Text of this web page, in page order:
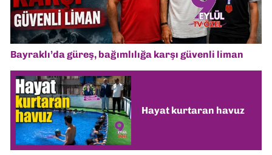
Bayraklı’da güreş, bağımlılığa karşı güvenli liman
Hayat kurtaran havuz